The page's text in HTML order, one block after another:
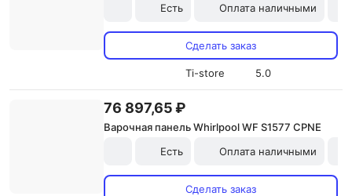
Есть
Оплата наличными
Сделать заказ
Ti-store 5.0
76 897,65 ₽
Варочная панель Whirlpool WF S1577 CPNE
Есть
Оплата наличными
Сделать заказ